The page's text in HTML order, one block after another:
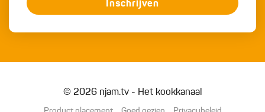
Inschrijven
© 2026 njam.tv - Het kookkanaal